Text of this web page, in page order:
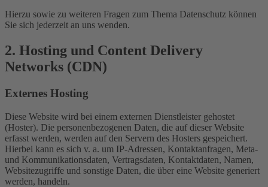
Hierzu sowie zu weiteren Fragen zum Thema Datenschutz können
Sie sich jederzeit an uns wenden.
2. Hosting und Content Delivery
Networks (CDN)
Externes Hosting
Diese Website wird bei einem externen Dienstleister gehostet
(Hoster). Die personenbezogenen Daten, die auf dieser Website
erfasst werden, werden auf den Servern des Hosters gespeichert.
Hierbei kann es sich v. a. um IP-Adressen, Kontaktanfragen, Meta-
und Kommunikationsdaten, Vertragsdaten, Kontaktdaten, Namen,
Websitezugriffe und sonstige Daten, die über eine Website generiert
werden, handeln.